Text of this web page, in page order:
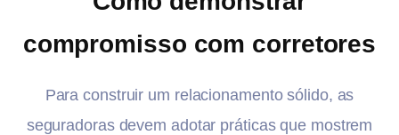
compromisso com corretores
Para construir um relacionamento sólido, as
seguradoras devem adotar práticas que mostrem